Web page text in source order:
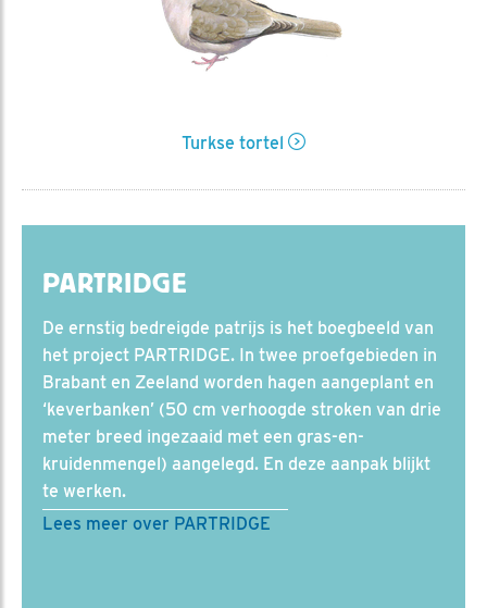
Turkse tortel
PARTRIDGE
De ernstig bedreigde patrijs is het boegbeeld van
het project PARTRIDGE. In twee proefgebieden in
Brabant en Zeeland worden hagen aangeplant en
‘keverbanken’ (50 cm verhoogde stroken van drie
meter breed ingezaaid met een gras-en-
kruidenmengel) aangelegd. En deze aanpak blijkt
te werken.
Lees meer over PARTRIDGE